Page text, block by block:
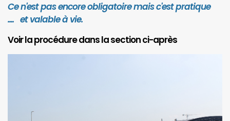
Ce n'est pas encore obligatoire mais c'est pratique
.... et valable à vie.
Voir la procédure dans la section ci-après